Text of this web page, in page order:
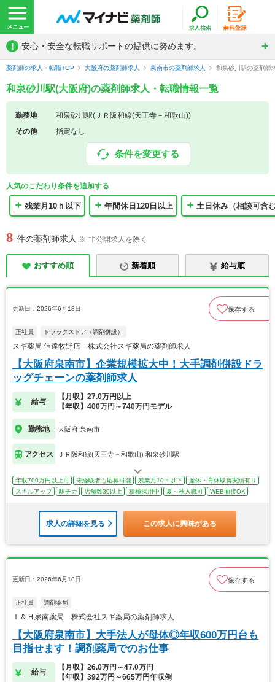
! 安心・安全な転職サポートの提供に努めます。
薬剤師の求人・転職TOP 大阪府の薬剤師求人 泉南市の薬剤師求人 和泉砂川駅の薬剤師
和泉砂川駅(大阪府)の薬剤師求人・転職情報一覧
勤務地
和泉砂川駅(ＪＲ阪和線(天王寺－和歌山))
その他
指定なし
条件を変更する
人気のこだわり条件を追加する
残業月10ｈ以下 年間休日120日以上 土日休み（相談可含
8 件の薬剤師求人 ※ 非公開求人を除く
おすすめ順 新着順 給与順
更新日：2026年6月18日 保存する
正社員 ドラッグストア（調剤併設）
スギ薬局 信達牧野店 株式会社スギ薬局の薬剤師求人
【大阪府泉南市】企業規模拡大中！大手調剤併設ドラ
ッグチェーンの薬剤師求人
給与
【月収】27.0万円以上
【年収】400万円～740万円モデル
勤務地 大阪府 泉南市
アクセス ＪＲ阪和線(天王寺－和歌山) 和泉砂川駅
年収700万円以上可 未経験者も応募可能 残業月10ｈ以下
産休・育休取得実績有り
スキルアップ
駅チカ 店舗数30以上 積極採用中 夏～秋入職可 WEB面接OK
求人の詳細を見る この求人に興味がある
更新日：2026年6月18日 保存する
正社員 調剤薬局
Ｉ＆Ｈ泉南薬局 株式会社スギ薬局の薬剤師求人
【大阪府泉南市】大手法人が母体◎年収600万円台も
目指せます！調剤薬局でのお仕事
給与
【月収】26.0万円～47.0万円
【年収】392万円～665万円年収例